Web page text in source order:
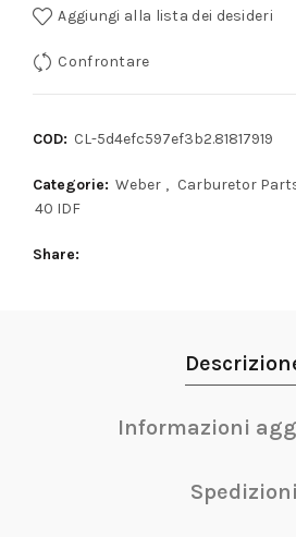
Aggiungi alla lista dei desideri
Confrontare
COD: CL-5d4efc597ef3b2.81817919
Categorie: Weber , Carburetor
40 IDF
Share
Informazioni
Spedizioni